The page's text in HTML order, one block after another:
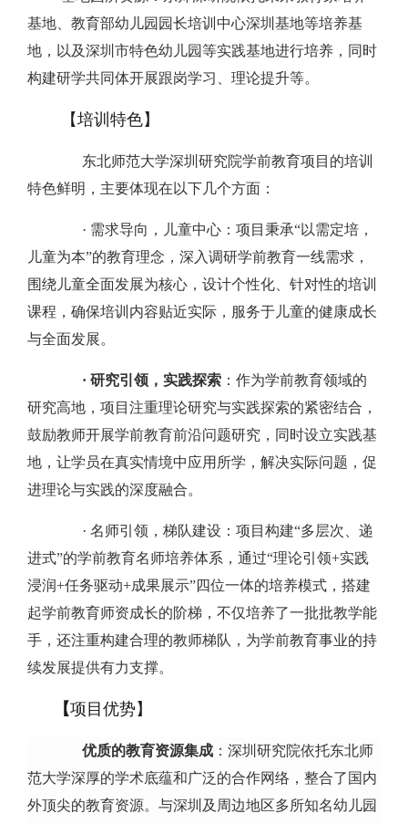
基地、教育部幼儿园园长培训中心深圳基地等培养基
地，以及深圳市特色幼儿园等实践基地进行培养，同时
构建研学共同体开展跟岗学习、理论提升等。
【培训特色】
东北师范大学深圳研究院学前教育项目的培训
特色鲜明，主要体现在以下几个方面：
· 需求导向，儿童中心 ：项目秉承“以需定培，
儿童为本”的教育理念，深入调研学前教育一线需求，
围绕儿童全面发展为核心，设计个性化、针对性的培训
课程，确保培训内容贴近实际，服务于儿童的健康成长
与全面发展。
· 研究引领，实践探索 ：作为学前教育领域的
研究高地，项目注重理论研究与实践探索的紧密结合，
鼓励教师开展学前教育前沿问题研究，同时设立实践基
地，让学员在真实情境中应用所学，解决实际问题，促
进理论与实践的深度融合。
· 名师引领，梯队建设 ：项目构建“多层次、递
进式”的学前教育名师培养体系，通过“理论引领+实践
浸润+任务驱动+成果展示”四位一体的培养模式，搭建
起学前教育师资成长的阶梯，不仅培养了一批批教学能
手，还注重构建合理的教师梯队，为学前教育事业的持
续发展提供有力支撑。
【项目优势】
优质的教育资源集成 ：深圳研究院依托东北师
范大学深厚的学术底蕴和广泛的合作网络，整合了国内
外顶尖的教育资源。与深圳及周边地区多所知名幼儿园